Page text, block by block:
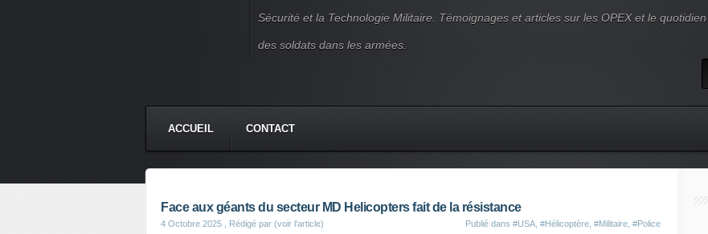
Sécurité et la Technologie Militaire. Témoignages et articles sur les OPEX et le quotidien
des soldats dans les armées.
ACCUEIL CONTACT
Face aux géants du secteur MD Helicopters fait de la résistance
4 Octobre 2025 , Rédigé par (voir l'article) Publié dans #USA #Hélicoptère #Militaire #Police